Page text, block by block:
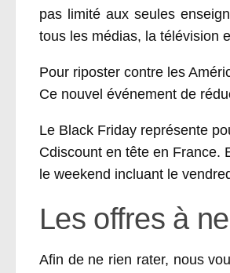
pas limité aux seules
tous les médias, la télévision
Pour riposter contre les
Ce nouvel événement de
Le Black Friday représente
Cdiscount en tête en France.
le weekend incluant le
Les offres à
Afin de ne rien rater, nous